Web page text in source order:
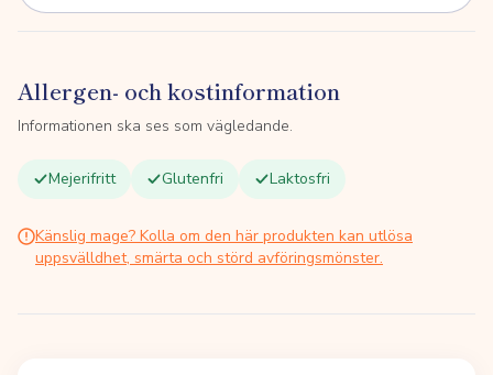
Allergen- och kostinformation
Informationen ska ses som vägledande.
Mejerifritt Glutenfri Laktosfri
Känslig mage? Kolla om den här produkten kan utlösa
uppsvälldhet, smärta och störd avföringsmönster.